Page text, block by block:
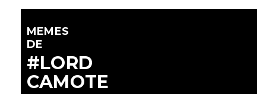
MEMES
DE
#LORD
CAMOTE